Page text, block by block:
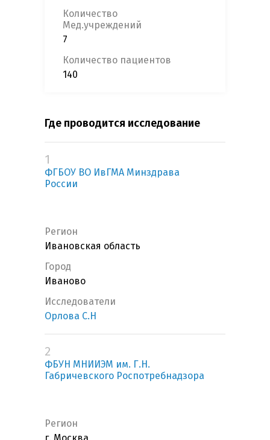
Количество
Мед.учреждений
7
Количество пациентов
140
Где проводится исследование
1
ФГБОУ ВО ИвГМА Минздрава
России
Регион
Ивановская область
Город
Иваново
Исследователи
Орлова С.Н
2
ФБУН МНИИЭМ им. Г.Н.
Габричевского Роспотребнадзора
Регион